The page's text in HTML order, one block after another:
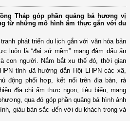
Tháp góp phần quảng bá hương vị
từ những mô hình ẩm thực gắn với du
phát triển du lịch gắn với văn hóa bản
luôn là “đại sứ mềm” mang đậm dấu ấn
con người. Nắm bắt xu thế đó, thời gian
tỉnh đã hướng dẫn Hội LHPN các xã,
động phối hợp, kết nối trên địa bàn, rà
địa chỉ ẩm thực ngon, tiêu biểu, mang
qua đó góp phần quảng bá hình ảnh
giàu bản sắc đến với du khách trong và